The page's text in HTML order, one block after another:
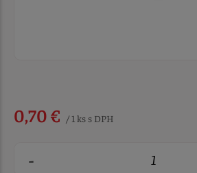
0,70 € / 1 ks s DPH
-